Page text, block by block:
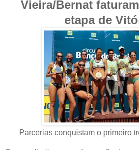
Vieira/Bernat
etapa de
Parcerias conquistam o primeiro